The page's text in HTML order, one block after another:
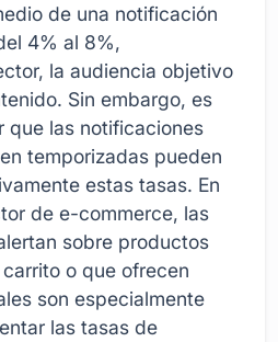
de una notificación
4% al 8%,
la audiencia objetivo
Sin embargo, es
que las notificaciones
temporizadas pueden
estas tasas. En
de e-commerce, las
sobre productos
o que ofrecen
son especialmente
las tasas de